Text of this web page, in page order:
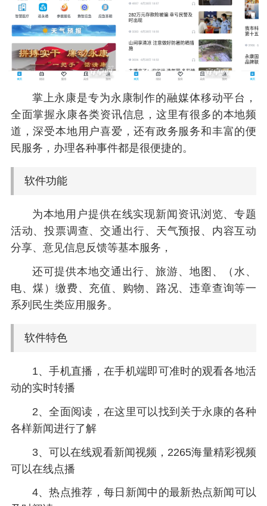
掌上永康是专为永康制作的融媒体移动平台，
全面掌握永康各类资讯信息，这里有很多的本地频
道，深受本地用户喜爱，还有政务服务和丰富的便
民服务，办理各种事件都是很便捷的。
软件功能
为本地用户提供在线实现新闻资讯浏览、专题
活动、投票调查、交通出行、天气预报、内容互动
分享、意见信息反馈等基本服务，
还可提供本地交通出行、旅游、地图、（水、
电、煤）缴费、充值、购物、路况、违章查询等一
系列民生类应用服务。
软件特色
1、手机直播，在手机端即可准时的观看各地活
动的实时转播
2、全面阅读，在这里可以找到关于永康的各种
各样新闻进行了解
3、可以在线观看新闻视频，2265海量精彩视频
可以在线点播
4、热点推荐，每日新闻中的最新热点新闻可以